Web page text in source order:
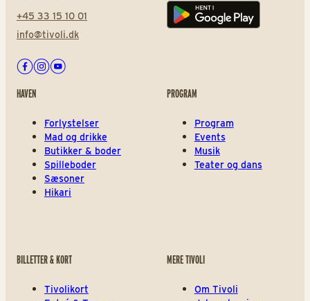
+45 33 15 10 01
info@tivoli.dk
Facebook
Instagram
Youtube
Play store
HAVEN
Forlystelser
Mad og drikke
Butikker & boder
Spilleboder
Sæsoner
Hikari
PROGRAM
Program
Events
Musik
Teater og dans
BILLETTER & KORT
Tivolikort
MERE TIVOLI
Om Tivoli